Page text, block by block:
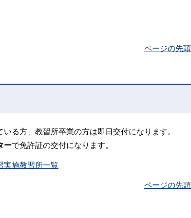
ページの先
る方、教習所卒業の方は即日交付になります。
ーで免許証の交付になります。
実施教習所一覧
ページの先